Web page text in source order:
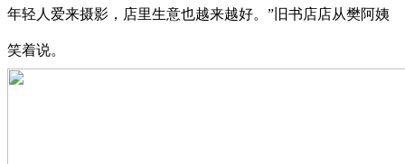
年轻人爱来摄影，店里生意也越来越好。”旧书店店从樊阿姨
笑着说。